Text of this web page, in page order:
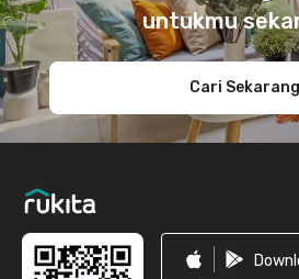
untukmu
Cari Sekarang